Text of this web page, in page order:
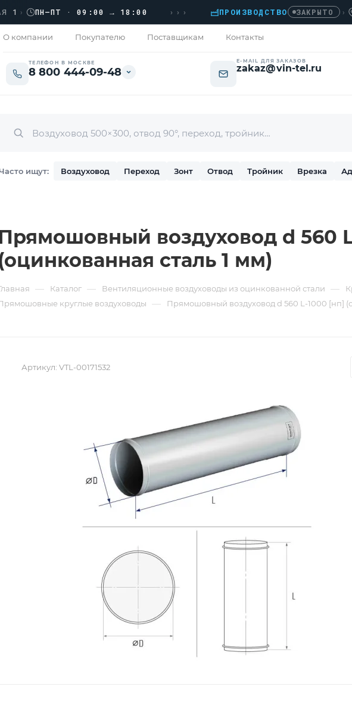
ПН–ПТ · 09:00 → 18:00 ››› ПРОИЗВОДСТВО ЗАКРЫТО ›
О компании Покупателю Поставщикам Контакты
ТЕЛЕФОН В МОСКВЕ
8 800 444-09-48
E-MAIL ДЛЯ ЗАКАЗОВ
zakaz@vin-tel.ru
ищут: Воздуховод Переход Зонт Отвод Тройник Врезка
воздуховод d 560
сталь 1 мм)
— Каталог — Вентиляционные воздуховоды из оцинкованной стали —
круглые воздуховоды
— Прямошовный воздуховод d 560 L-1000 [нп]
Артикул: VTL-00171532